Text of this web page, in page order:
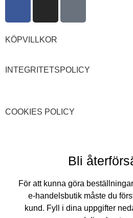
KÖPVILLKOR
INTEGRITETSPOLICY
COOKIES POLICY
Bli
För att kunna göra
e-handelsbutik måste du
kund. Fyll i dina uppgifter